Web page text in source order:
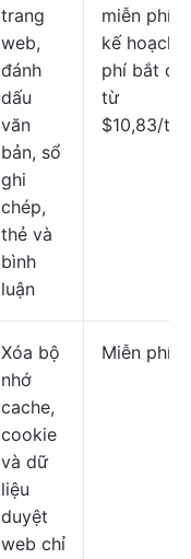
trang
web,
đánh
dấu
văn
bản, sổ
ghi
chép,
thẻ và
bình
luận
miễn phí;
kế hoạch
phí bắt
từ
$10,83/
Xóa bộ
nhớ
cache,
cookie
và dữ
liệu
duyệt
web chỉ
Miễn phí